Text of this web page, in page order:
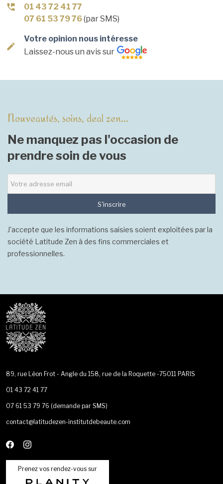
01 43 72 41 77
07 61 53 79 76(par SMS)
Votre opinion nous intéresse
Laissez-nous un avis sur
Nouveautés, soins, deal zen...
Ne manquez pas l'occasion de
prendre soin de vous
S'inscrire
J'accepte que les informations saisies soient exploitées par la
société Latitude Zen à des fins commerciales et
professionnelles.
89, rue Léon Frot - Angle du 158, rue de la Roquette -75011 PARIS
01 43 72 41 77
07 61 53 79 76 (demande par SMS)
contact@latitudezen-institutdebeaute.com
Prenez vos rendez-vous sur